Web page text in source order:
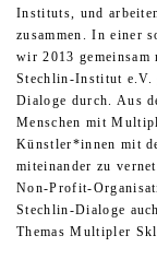
Instituts, und
zusammen. In einer
wir 2013
Stechlin-Institut e.V.
Dialoge durch. Aus
Menschen mit
Künstler*innen mit
miteinander zu
Non-Profit-
Stechlin-Dialoge
Themas Multipler